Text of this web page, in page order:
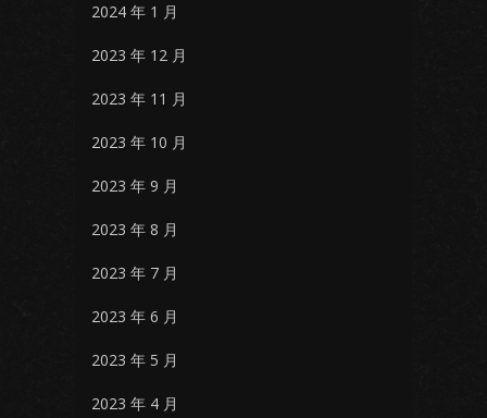
2024 年 1 月
2023 年 12 月
2023 年 11 月
2023 年 10 月
2023 年 9 月
2023 年 8 月
2023 年 7 月
2023 年 6 月
2023 年 5 月
2023 年 4 月